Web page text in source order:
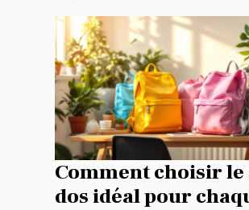
Comment choisir le
dos idéal pour